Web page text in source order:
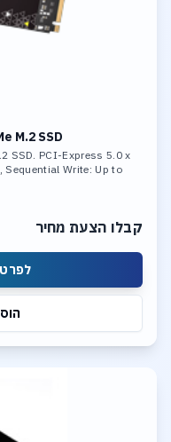
M.2 SSD
SSD. PCI-Express 5.0 x
Sequential Write: Up to
קבלו הצעת מחיר